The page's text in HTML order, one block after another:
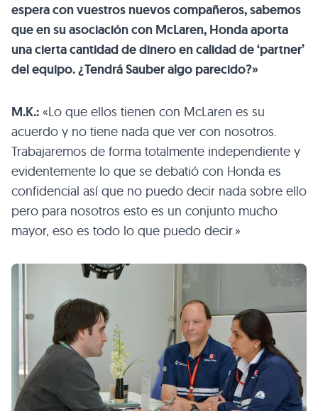
espera con vuestros nuevos compañeros, sabemos
que en su asociación con McLaren, Honda aporta
una cierta cantidad de dinero en calidad de ‘partner’
del equipo. ¿Tendrá Sauber algo parecido?»
M.K.: «Lo que ellos tienen con McLaren es su
acuerdo y no tiene nada que ver con nosotros.
Trabajaremos de forma totalmente independiente y
evidentemente lo que se debatió con Honda es
confidencial así que no puedo decir nada sobre ello
pero para nosotros esto es un conjunto mucho
mayor, eso es todo lo que puedo decir.»